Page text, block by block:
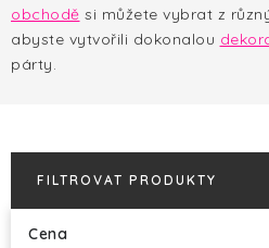
HALLOWEEN
VÁNOCE
Kontakt O nás
Doprava a
obchodě si můžete vybrat z
abyste vytvořili dokonalou
párty.
FILTROVAT PRODUKTY
Cena